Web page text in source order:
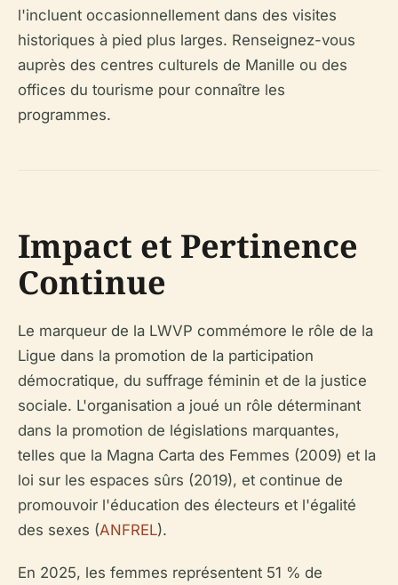
l'incluent occasionnellement dans des visites
historiques à pied plus larges. Renseignez-vous
auprès des centres culturels de Manille ou des
offices du tourisme pour connaître les
programmes.
Impact et Pertinence
Continue
Le marqueur de la LWVP commémore le rôle de la
Ligue dans la promotion de la participation
démocratique, du suffrage féminin et de la justice
sociale. L'organisation a joué un rôle déterminant
dans la promotion de législations marquantes,
telles que la Magna Carta des Femmes (2009) et la
loi sur les espaces sûrs (2019), et continue de
promouvoir l'éducation des électeurs et l'égalité
des sexes (ANFREL).
En 2025, les femmes représentent 51 % de